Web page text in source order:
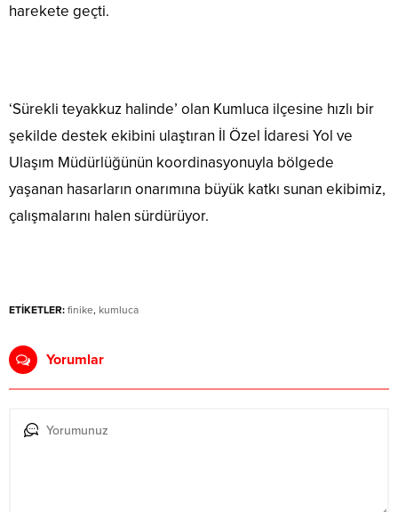
harekete geçti.
‘Sürekli teyakkuz halinde’ olan Kumluca ilçesine hızlı bir
şekilde destek ekibini ulaştıran İl Özel İdaresi Yol ve
Ulaşım Müdürlüğünün koordinasyonuyla bölgede
yaşanan hasarların onarımına büyük katkı sunan ekibimiz,
çalışmalarını halen sürdürüyor.
ETİKETLER: finike, kumluca
Yorumlar